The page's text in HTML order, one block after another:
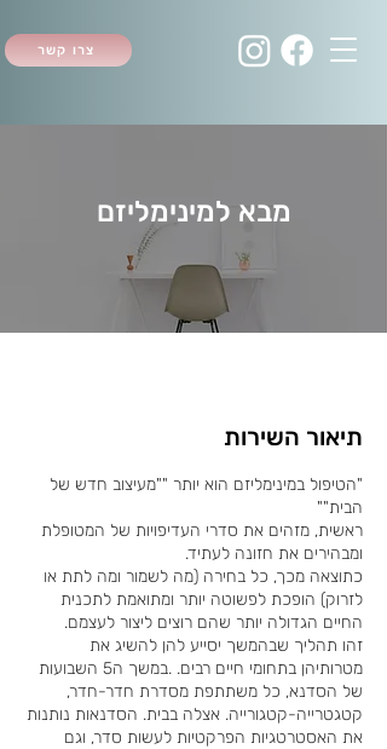
צרו קשר
מבא למינימליזם
תיאור השירות
"הטיפול במינימליזם הוא יותר ""מעיצוב חדש של
ראשית, מזהים את סדרי העדיפויות של המטופלת
כתוצאה מכך, כל בחירה (מה לשמור ומה לתת או
לזרוק) הופכת לפשוטה יותר ומתואמת לתכנית
זהו תהליך שבהמשך יסייע להן להשיג את
מטרותיהן בתחומי חיים רבים. .במשך ה5 השבועות
של הסדנא, כל משתתפת מסדרת חדר-חדר,
קטגטרייה-קטגורייה. אצלה בבית. הסדנאות נותנות
את האסטרטגיות הפרקטיות לעשות סדר, וגם